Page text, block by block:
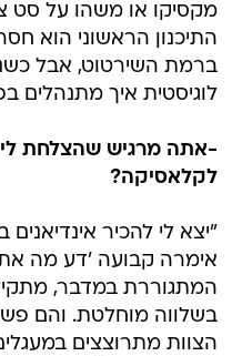
מקסיקו או משהו על סט
התיכנון הראשוני הוא
ברמת השירטוט, אבל
לוגיסטית איך מתנהלים
-אתה מרגיש שהצלחת
לקלאסיקה?
"יצא לי להכיר
אימרה קבועה 'דע מה
המתגוררת במדבר,
בשלווה מוחלטת. והם
הצוות מתרוצצים